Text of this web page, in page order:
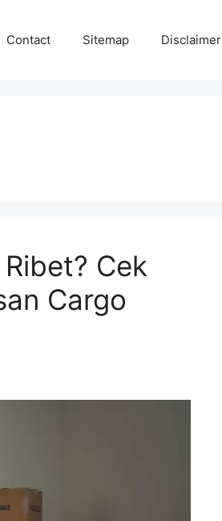
Contact Sitemap Disclaimer
Cek
Cargo